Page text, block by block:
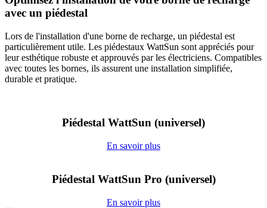
avec un piédestal
Lors de l'installation d'une borne de recharge, un piédestal est
particulièrement utile. Les piédestaux WattSun sont appréciés pour
leur esthétique robuste et approuvés par les électriciens. Compatibles
avec toutes les bornes, ils assurent une installation simplifiée,
durable et pratique.
Piédestal WattSun (universel)
En savoir plus
Piédestal WattSun Pro (universel)
En savoir plus